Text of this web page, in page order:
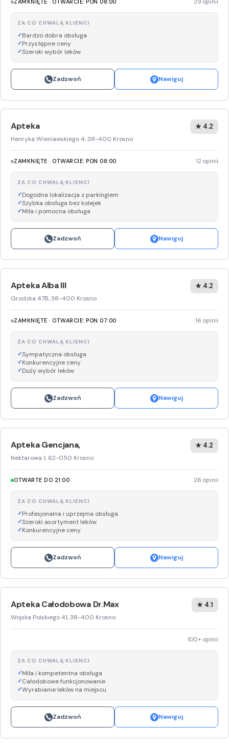
ZAMKNIĘTE · OTWARCIE: PON 08:00 29 opinii
ZA CO CHWALĄ KLIENCI
Bardzo dobra obsługa
Przystępne ceny
Szeroki wybór leków
Zadzwoń Nawiguj
Apteka
Henryka Wieniawskiego 4, 38-400 Krosno
★ 4.2
ZAMKNIĘTE · OTWARCIE: PON 08:00 12 opinii
ZA CO CHWALĄ KLIENCI
Dogodna lokalizacja z parkingiem
Szybka obsługa bez kolejek
Miła i pomocna obsługa
Zadzwoń Nawiguj
Apteka Alba III
Grodzka 47B, 38-400 Krosno
★ 4.2
ZAMKNIĘTE · OTWARCIE: PON 07:00 16 opinii
ZA CO CHWALĄ KLIENCI
Sympatyczna obsługa
Konkurencyjne ceny
Duży wybór leków
Zadzwoń Nawiguj
Apteka Gencjana,
Nektarowa 1, 62-050 Krosno
★ 4.2
OTWARTE DO 21:00 26 opinii
ZA CO CHWALĄ KLIENCI
Profesjonalna i uprzejma obsługa
Szeroki asortyment leków
Konkurencyjne ceny
Zadzwoń Nawiguj
Apteka Całodobowa Dr.Max
Wojska Polskiego 41, 38-400 Krosno
★ 4.1
100+ opinii
ZA CO CHWALĄ KLIENCI
Miła i kompetentna obsługa
Całodobowe funkcjonowanie
Wyrabianie leków na miejscu
Zadzwoń Nawiguj